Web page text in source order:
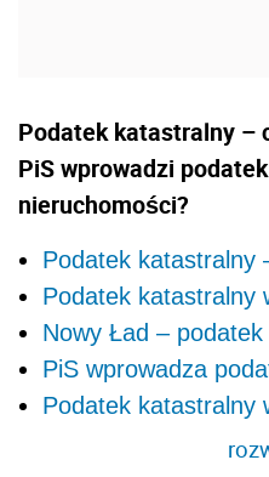
Podatek katastralny –
PiS wprowadzi
nieruchomości?
Podatek katastralny
Podatek katastralny
Nowy Ład –
PiS wprowadza
Podatek katastralny